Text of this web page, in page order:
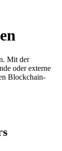
Mit der
oder externe
Blockchain-